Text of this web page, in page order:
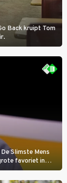
Back kruipt Tom
Slimste Mens
favoriet in
want komiek